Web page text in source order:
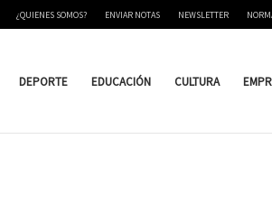
¿QUIENES SOMOS? ENVIAR NOTAS NEWSLETTER
DEPORTE EDUCACIÓN CULTURA